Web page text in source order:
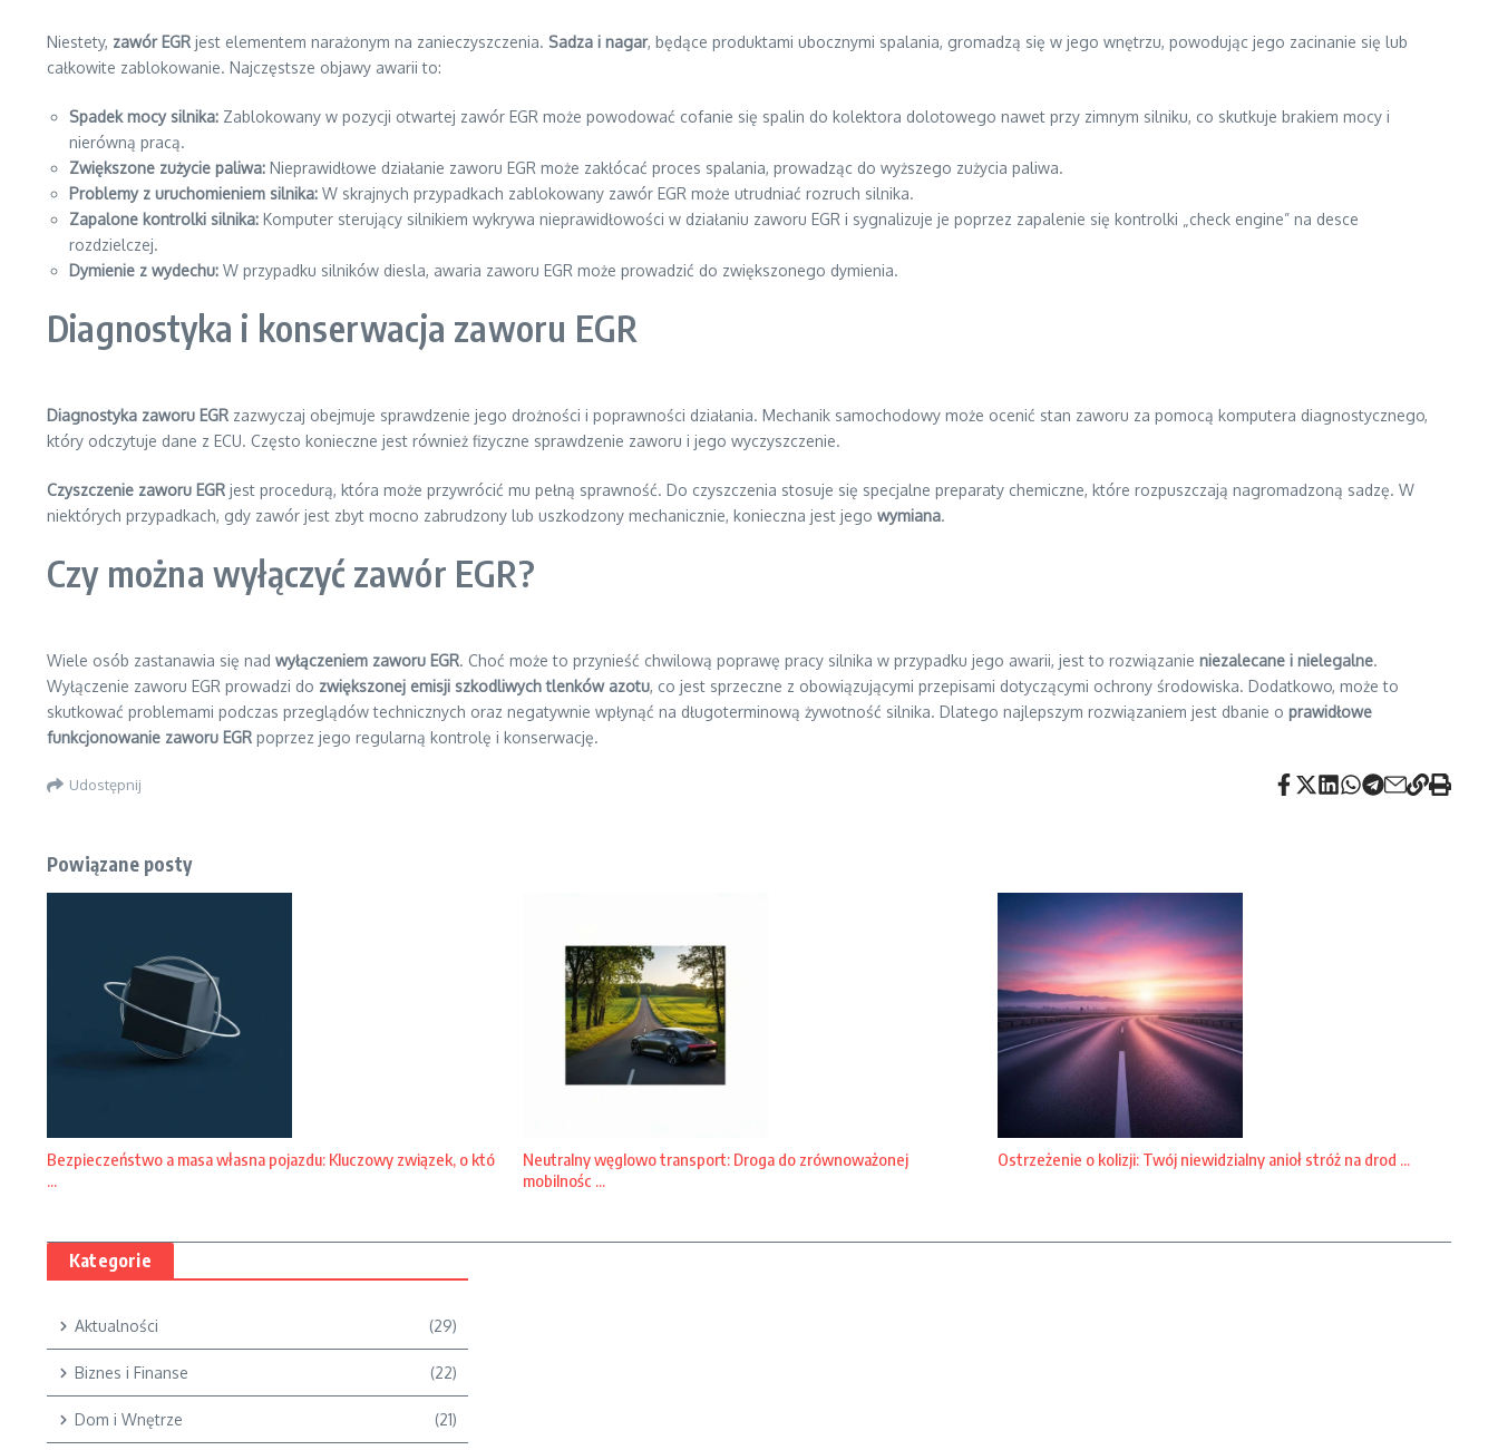
Niestety, zawór EGR jest elementem narażonym na zanieczyszczenia. Sadza i nagar, będące produktami ubocznymi spalania, gromadzą się w jego wnętrzu, powodując jego zacinanie się lub
całkowite zablokowanie. Najczęstsze objawy awarii to:
Spadek mocy silnika: Zablokowany w pozycji otwartej zawór EGR może powodować cofanie się spalin do kolektora dolotowego nawet przy zimnym silniku, co skutkuje brakiem mocy i
nierówną pracą.
Zwiększone zużycie paliwa: Nieprawidłowe działanie zaworu EGR może zakłócać proces spalania, prowadząc do wyższego zużycia paliwa.
Problemy z uruchomieniem silnika: W skrajnych przypadkach zablokowany zawór EGR może utrudniać rozruch silnika.
Zapalone kontrolki silnika: Komputer sterujący silnikiem wykrywa nieprawidłowości w działaniu zaworu EGR i sygnalizuje je poprzez zapalenie się kontrolki „check engine” na desce
rozdzielczej.
Dymienie z wydechu: W przypadku silników diesla, awaria zaworu EGR może prowadzić do zwiększonego dymienia.
Diagnostyka i konserwacja zaworu EGR
Diagnostyka zaworu EGR zazwyczaj obejmuje sprawdzenie jego drożności i poprawności działania. Mechanik samochodowy może ocenić stan zaworu za pomocą komputera diagnostycznego,
który odczytuje dane z ECU. Często konieczne jest również fizyczne sprawdzenie zaworu i jego wyczyszczenie.
Czyszczenie zaworu EGR jest procedurą, która może przywrócić mu pełną sprawność. Do czyszczenia stosuje się specjalne preparaty chemiczne, które rozpuszczają nagromadzoną sadzę. W
niektórych przypadkach, gdy zawór jest zbyt mocno zabrudzony lub uszkodzony mechanicznie, konieczna jest jego wymiana.
Czy można wyłączyć zawór EGR?
Wiele osób zastanawia się nad wyłączeniem zaworu EGR. Choć może to przynieść chwilową poprawę pracy silnika w przypadku jego awarii, jest to rozwiązanie niezalecane i nielegalne.
Wyłączenie zaworu EGR prowadzi do zwiększonej emisji szkodliwych tlenków azotu, co jest sprzeczne z obowiązującymi przepisami dotyczącymi ochrony środowiska. Dodatkowo, może to
skutkować problemami podczas przeglądów technicznych oraz negatywnie wpłynąć na długoterminową żywotność silnika. Dlatego najlepszym rozwiązaniem jest dbanie o prawidłowe
funkcjonowanie zaworu EGR poprzez jego regularną kontrolę i konserwację.
Udostępnij
Powiązane posty
Bezpieczeństwo a masa własna pojazdu: Kluczowy związek, o któ
...
Neutralny węglowo transport: Droga do zrównoważonej
mobilnośc ...
Ostrzeżenie o kolizji: Twój niewidzialny anioł stróż na drod ...
Kategorie
Aktualności (29)
Biznes i Finanse (22)
Dom i Wnętrze (21)